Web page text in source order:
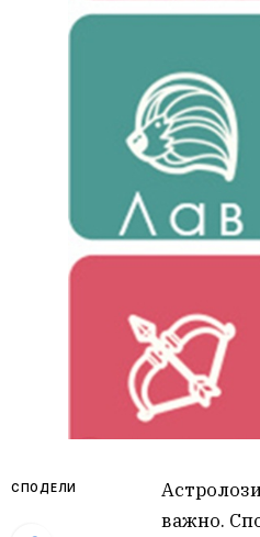
СПОДЕЛИ
важно.